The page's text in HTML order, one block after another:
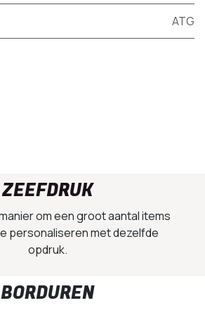
ATG
ZEEFDRUK
om een groot aantal items
personaliseren met dezelfde
opdruk.
BORDUREN